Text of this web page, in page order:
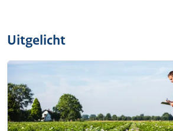
Uitgelicht